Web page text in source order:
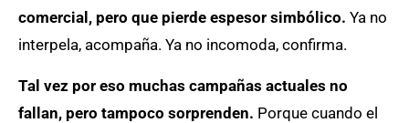
comercial, pero que pierde espesor simbólico. Ya no
interpela, acompaña. Ya no incomoda, confirma.
Tal vez por eso muchas campañas actuales no
fallan, pero tampoco sorprenden. Porque cuando el